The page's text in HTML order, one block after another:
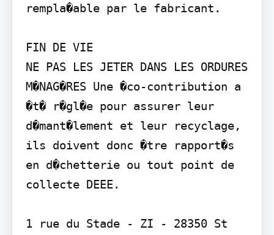
rempla�able par le fabricant.
FIN DE VIE
NE PAS LES JETER DANS LES ORDURES
M�NAG�RES Une �co-contribution a
�t� r�gl�e pour assurer leur
d�mant�lement et leur recyclage,
ils doivent donc �tre rapport�s
en d�chetterie ou tout point de
collecte DEEE.
1 rue du Stade - ZI - 28350 St